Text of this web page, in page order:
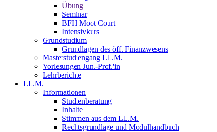
Übung
Seminar
BFH Moot Court
Intensivkurs
Grundstudium
Grundlagen des öff. Finanzwesens
Masterstudiengang LL.M.
Vorlesungen Jun.-Prof.'in
Lehrberichte
LL.M.
Informationen
Studienberatung
Inhalte
Stimmen aus dem LL.M.
Rechtsgrundlage und Modulhandbuch